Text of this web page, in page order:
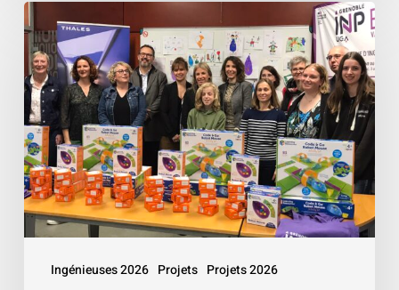
Ingénieuses 2026 Projets Projets 2026
«
Robot4Kids
»
–
Grenoble
INP
–
Esisar